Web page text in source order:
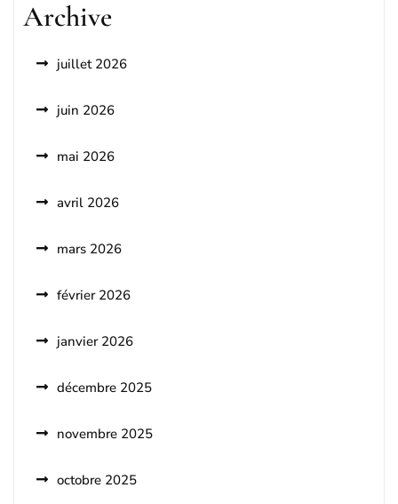
Archive
juillet 2026
juin 2026
mai 2026
avril 2026
mars 2026
février 2026
janvier 2026
décembre 2025
novembre 2025
octobre 2025